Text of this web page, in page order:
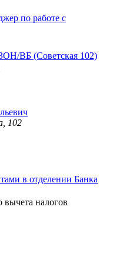
по работе с
ВБ (Советская 102)
102
в отделении Банка
вычета налогов